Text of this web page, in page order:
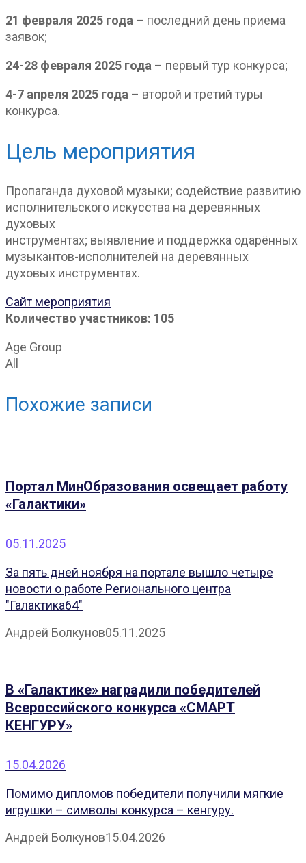
21 февраля 2025 года – последний день приема
заявок;
24-28 февраля 2025 года – первый тур конкурса;
4-7 апреля 2025 года – второй и третий туры
конкурса.
Цель мероприятия
Пропаганда духовой музыки; содействие развитию
исполнительского искусства на деревянных
духовых
инструментах; выявление и поддержка одарённых
музыкантов-исполнителей на деревянных
духовых инструментах.
Сайт мероприятия
Количество участников: 105
Age Group
All
Похожие записи
Портал МинОбразования освещает работу
«Галактики»
05.11.2025
За пять дней ноября на портале вышло четыре
новости о работе Регионального центра
"Галактика64"
Андрей Болкунов05.11.2025
В «Галактике» наградили победителей
Всероссийского конкурса «СМАРТ
КЕНГУРУ»
15.04.2026
Помимо дипломов победители получили мягкие
игрушки – символы конкурса – кенгуру.
Андрей Болкунов15.04.2026